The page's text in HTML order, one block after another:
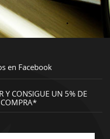
en Facebook
Y CONSIGUE UN 5% DE
COMPRA*